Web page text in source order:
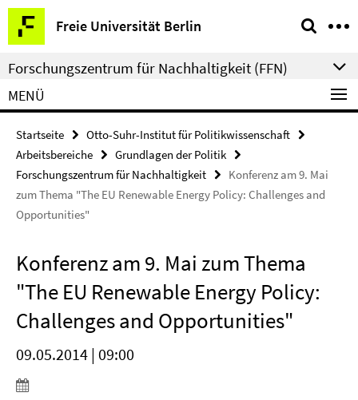
Springe
direkt
zu
Inhalt
Freie Universität Berlin
Service-
Navigation
Forschungszentrum für Nachhaltigkeit (FFN)
MENÜ
Startseite
Otto-Suhr-Institut für Politikwissenschaft
Arbeitsbereiche
Grundlagen der Politik
Forschungszentrum für Nachhaltigkeit
Konferenz am 9. Mai
zum Thema "The EU Renewable Energy Policy: Challenges and
Opportunities"
Konferenz am 9. Mai zum Thema
"The EU Renewable Energy Policy:
Challenges and Opportunities"
09.05.2014 | 09:00